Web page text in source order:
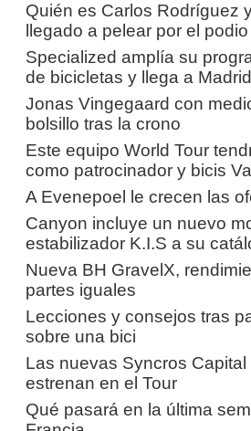
Quién es Carlos Rodríguez
llegado a pelear por el
Specialized amplía su
de bicicletas y llega a Madrid
Jonas Vingegaard con
bolsillo tras la crono
Este equipo World Tour
como patrocinador y bicis
A Evenepoel le crecen las
Canyon incluye un nuevo
estabilizador K.I.S a su
Nueva BH GravelX,
partes iguales
Lecciones y consejos tras
sobre una bici
Las nuevas Syncros Capital
estrenan en el Tour
Qué pasará en la última